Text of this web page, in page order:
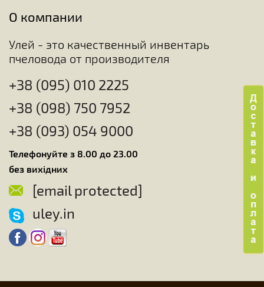
О компании
Улей - это качественный инвентарь
пчеловода от производителя
+38 (095) 010 2225
+38 (098) 750 7952
+38 (093) 054 9000
Телефонуйте з 8.00 до 23.00
без вихідних
[email protected]
uley.in